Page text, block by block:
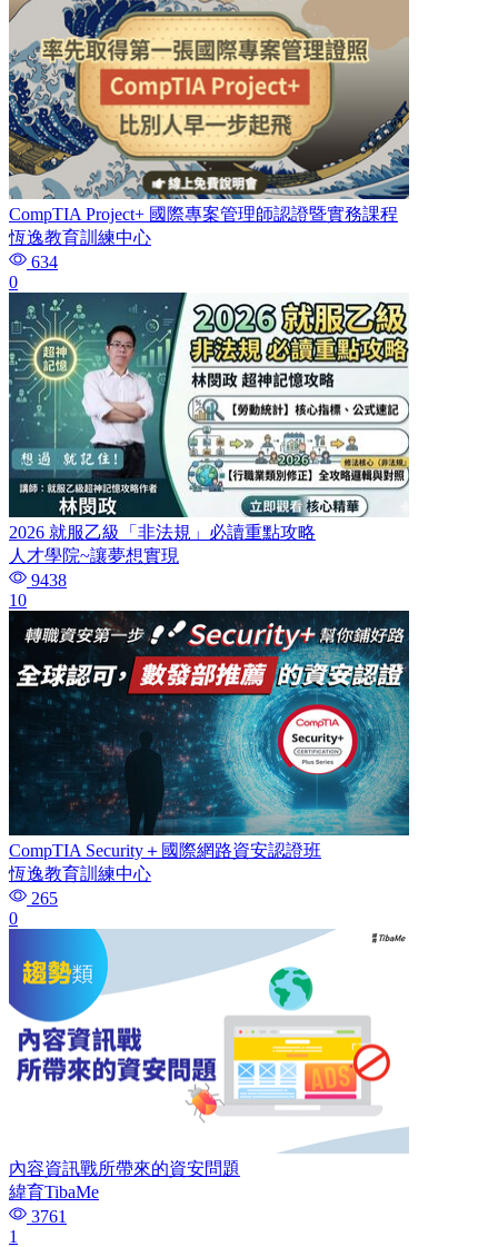
CompTIA Project+ 國際專案管理師認證暨實務課程
恆逸教育訓練中心
634
0
2026 就服乙級「非法規」必讀重點攻略
人才學院~讓夢想實現
9438
10
CompTIA Security＋國際網路資安認證班
恆逸教育訓練中心
265
0
內容資訊戰所帶來的資安問題
緯育TibaMe
3761
1